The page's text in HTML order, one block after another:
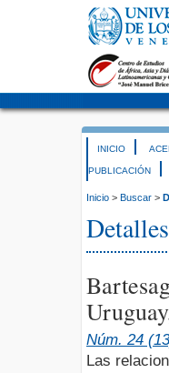
INICIO
PUBLICACIÓN
Inicio > Buscar >
Núm. 24
Las